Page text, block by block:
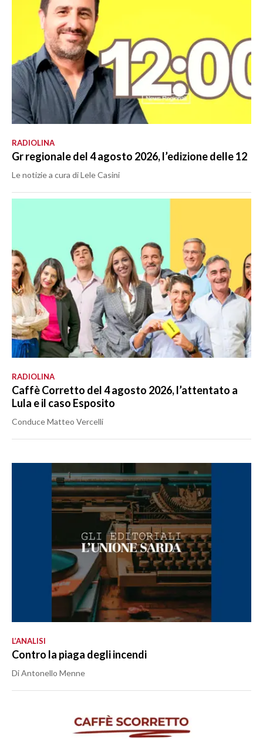
RADIOLINA
Gr regionale del 4 agosto 2026, l’edizione delle 12
Le notizie a cura di Lele Casini
RADIOLINA
Caffè Corretto del 4 agosto 2026, l’attentato a
Lula e il caso Esposito
Conduce Matteo Vercelli
L’ANALISI
Contro la piaga degli incendi
Di Antonello Menne